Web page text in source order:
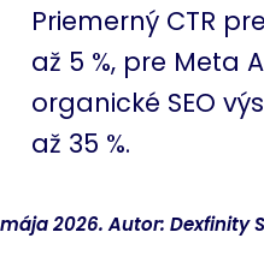
Priemerný CTR
až 5 %, pre Meta
organické SEO
až 35 %.
2026. Autor: Dexfinity